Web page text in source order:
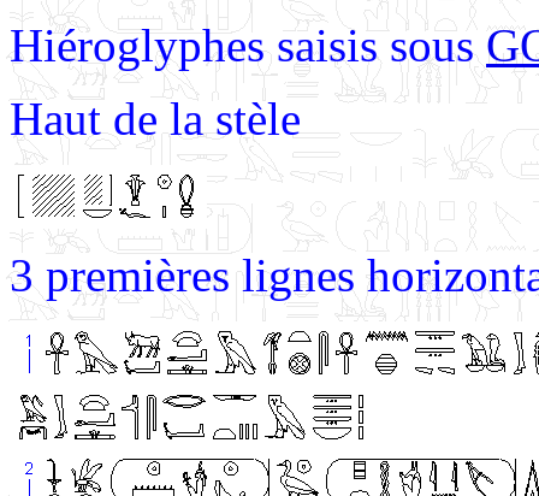
Hiéroglyphes saisis sous
Haut de la stèle
3 premières lignes